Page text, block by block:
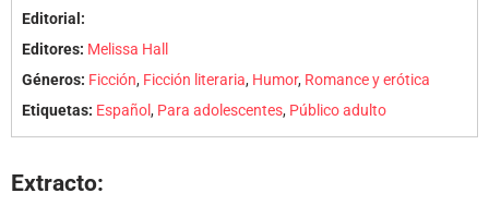
Editorial:
Editores: Melissa Hall
Géneros: Ficción, Ficción literaria, Humor, Romance y erótica
Etiquetas: Español, Para adolescentes, Público adulto
Extracto: